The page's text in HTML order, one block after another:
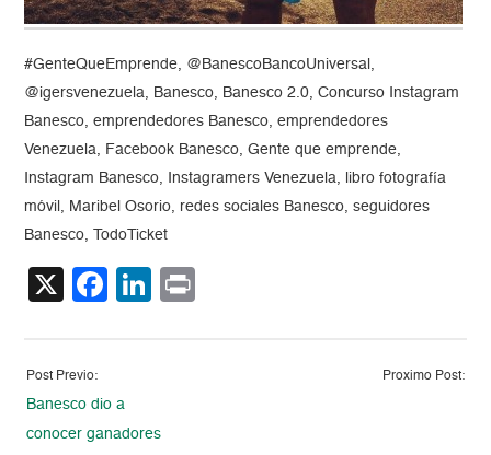
#GenteQueEmprende, @BanescoBancoUniversal,
@igersvenezuela, Banesco, Banesco 2.0, Concurso Instagram
Banesco, emprendedores Banesco, emprendedores
Venezuela, Facebook Banesco, Gente que emprende,
Instagram Banesco, Instagramers Venezuela, libro fotografía
móvil, Maribel Osorio, redes sociales Banesco, seguidores
Banesco, TodoTicket
X Facebook
LinkedIn
Post Previo:
Banesco dio a
conocer ganadores
Proximo Post: